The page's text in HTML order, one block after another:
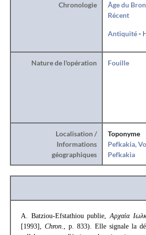
Chronologie Âge du
Récent
Antiquité-
Nature de l'opération Fouille
Localisation /
Informations
géographiques
Toponyme
Pefkakia,
Pefkakia
A. Batziou-Efstathiou publie,Αρχαία
[1993],Chron., p. 833). Elle signale la